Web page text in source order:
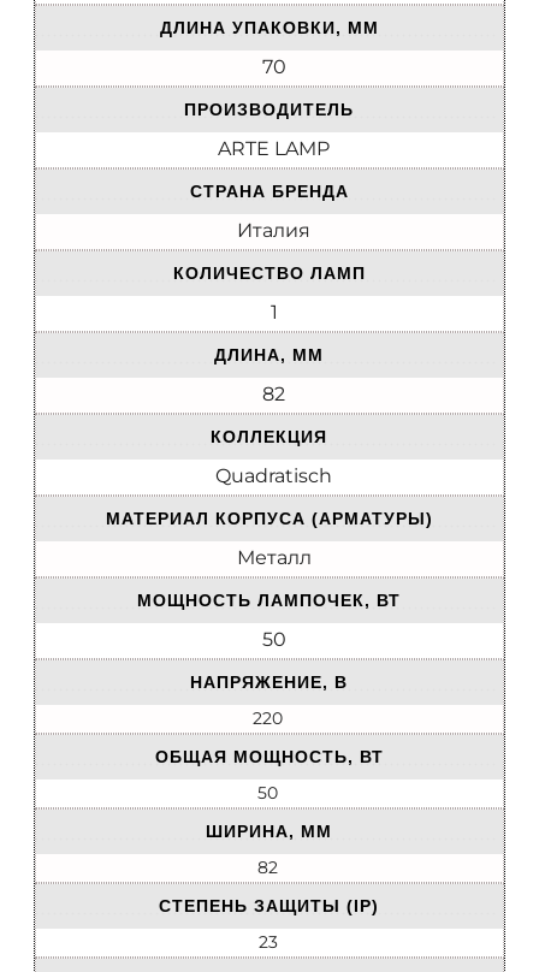
ДЛИНА УПАКОВКИ, ММ
70
ПРОИЗВОДИТЕЛЬ
ARTE LAMP
СТРАНА БРЕНДА
Италия
КОЛИЧЕСТВО ЛАМП
1
ДЛИНА, ММ
82
КОЛЛЕКЦИЯ
Quadratisch
МАТЕРИАЛ КОРПУСА (АРМАТУРЫ)
Металл
МОЩНОСТЬ ЛАМПОЧЕК, ВТ
50
НАПРЯЖЕНИЕ, В
220
ОБЩАЯ МОЩНОСТЬ, ВТ
50
ШИРИНА, ММ
82
СТЕПЕНЬ ЗАЩИТЫ (IP)
23